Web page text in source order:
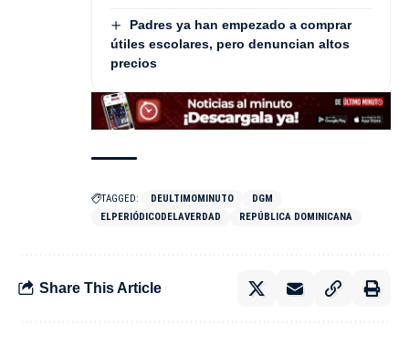
Padres ya han empezado a comprar
útiles escolares, pero denuncian altos
precios
TAGGED: DEULTIMOMINUTO
DGM
ELPERIÓDICODELAVERDAD
REPÚBLICA DOMINICANA
Share This Article